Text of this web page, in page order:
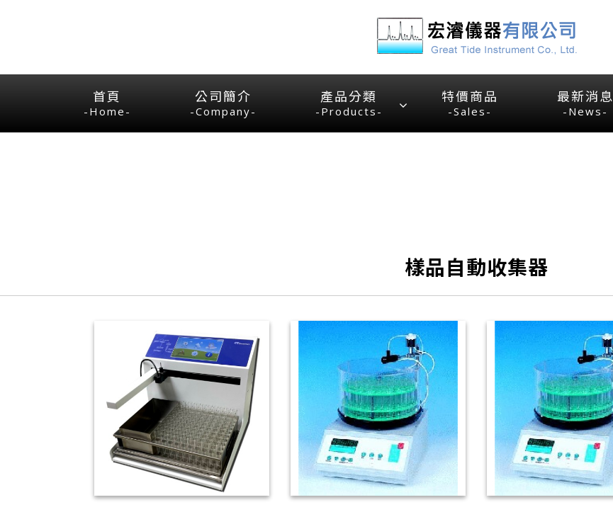
首頁
-Home-
公司簡介
-Company-
產品分類
-Products-
特價商品
-Sales-
最新消息
-News-
樣品自動收集器